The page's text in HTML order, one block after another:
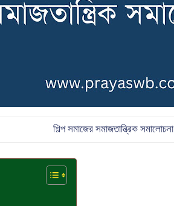
শিল্প সমাজের সমাজতান্ত্রিক সমালোচনা